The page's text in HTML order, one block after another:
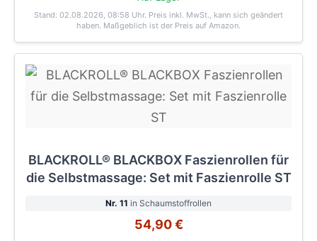
Stand: 02.08.2026, 08:58 Uhr. Preis inkl. MwSt., kann sich geändert
haben. Maßgeblich ist der Preis auf Amazon.
BLACKROLL® BLACKBOX Faszienrollen für
die Selbstmassage: Set mit Faszienrolle ST
Nr. 11 in Schaumstoffrollen
54,90 €